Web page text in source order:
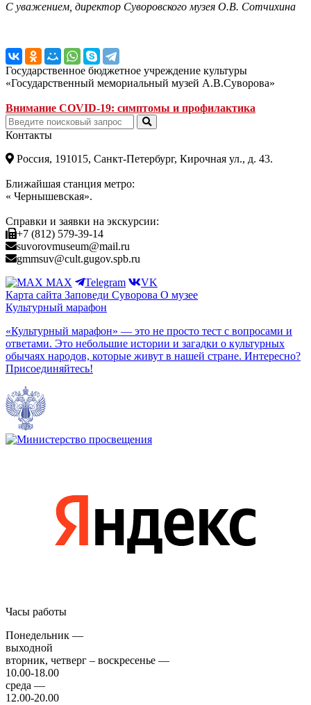
С уважением, директор Суворовского музея О.В. Сотчихина
Государственное бюджетное учреждение культуры
«Государственный мемориальный музей А.В.Суворова»
Внимание COVID-19: симптомы и профилактика
Контакты
Россия, 191015, Санкт-Петербург, Кирочная ул., д. 43.
Ближайшая станция метро:
« Чернышевская».
Справки и заявки на экскурсии:
+7 (812) 579-39-14
suvorovmuseum@mail.ru
gmmsuv@cult.gugov.spb.ru
MAX
Telegram
VK
Карта сайта Заповеди Cуворова О музее
Культурный марафон
«Культурный марафон» — это не просто тест с вопросами и
ответами. Это небольшие истории и загадки о культурных
обычаях народов, которые живут в нашей стране. Интересно?
Присоединяйтесь!
Часы работы
Понедельник —
выходной
вторник, четверг – воскресенье —
10.00-18.00
среда —
12.00-20.00